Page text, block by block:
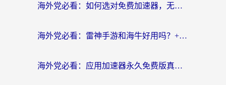
海外党必看：如何选对免费加速器，无缝访问国内资源不踩坑？
海外党必看：雷神手游和海牛好用吗？+3款热门加速器实测对比，附番茄加速器无缝回国指南
海外党必看：应用加速器永久免费版真的存在吗？教你选对回国加速器无缝刷国内资源